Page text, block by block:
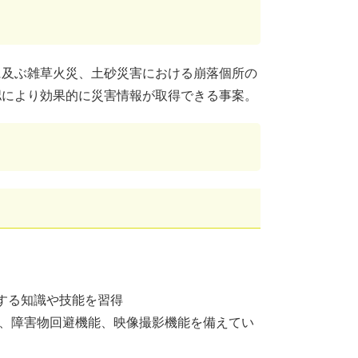
ぶ雑草火災、土砂災害における崩落個所の
より効果的に災害情報が取得できる事案。
る知識や技能を習得
障害物回避機能、映像撮影機能を備えてい